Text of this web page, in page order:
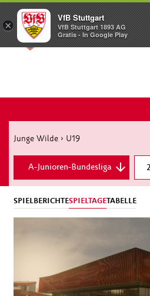
Junge Wilde › U19
A-Junioren-Bundesliga
SPIELBERICHTESPIELTAGETABELLE
×
VfB Stuttgart
VfB Stuttgart 1893 AG
Gratis - In Google Play